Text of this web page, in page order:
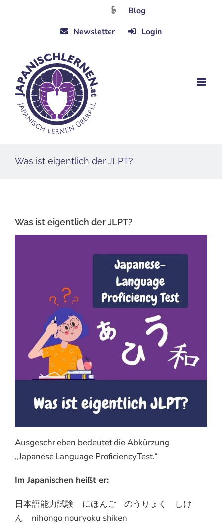
Blog
Newsletter
Login
Was ist eigentlich der JLPT?
Was ist eigentlich der JLPT?
Ausgeschrieben bedeutet die Abkürzung
„Japanese Language ProficiencyTest.“
Im Japanischen heißt er:
日本語能力試験 にほんご のうりょく しけ
ん nihongo nouryoku shiken